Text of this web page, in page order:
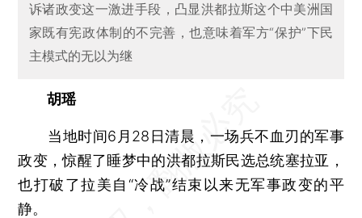
诉诸政变这一激进手段，凸显洪都拉斯这个中美洲国
家既有宪政体制的不完善，也意味着军方“保护”下民
主模式的无以为继
胡瑶
当地时间6月28日清晨，一场兵不血刃的军事
政变，惊醒了睡梦中的洪都拉斯民选总统塞拉亚，
也打破了拉美自“冷战”结束以来无军事政变的平
静。